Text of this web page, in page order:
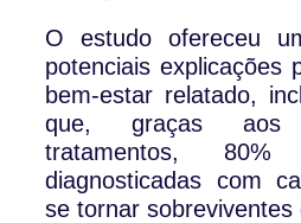
O estudo ofereceu
potenciais explicações
bem-estar relatado,
que, graças aos
tratamentos,
diagnosticadas com
se tornar sobreviventes